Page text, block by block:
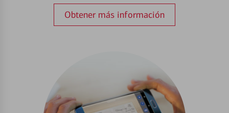
Obtener más información